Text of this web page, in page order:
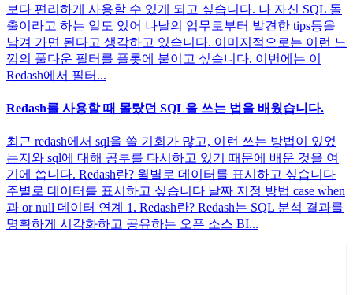
보다 편리하게 사용할 수 있게 되고 싶습니다. 나 자신 SQL 돌
출이라고 하는 일도 있어 나날의 업무로부터 발견한 tips등을
남겨 가면 된다고 생각하고 있습니다. 이미지적으로는 이런 느
낌의 풀다운 필터를 플롯에 붙이고 싶습니다. 이번에는 이
Redash에서 필터...
Redash를 사용할 때 몰랐던 SQL을 쓰는 법을 배웠습니다.
최근 redash에서 sql을 쓸 기회가 많고, 이런 쓰는 방법이 있었
는지와 sql에 대해 공부를 다시하고 있기 때문에 배운 것을 여
기에 씁니다. Redash란? 월별로 데이터를 표시하고 싶습니다
주별로 데이터를 표시하고 싶습니다 날짜 지정 방법 case when
과 or null 데이터 연계 1. Redash란? Redash는 SQL 분석 결과를
명확하게 시각화하고 공유하는 오픈 소스 BI...